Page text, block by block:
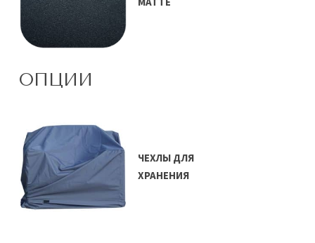
ОПЦИИ
ЧЕХЛЫ ДЛЯ
ХРАНЕНИЯ